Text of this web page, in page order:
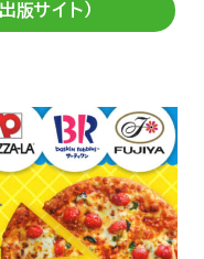
版サイト）